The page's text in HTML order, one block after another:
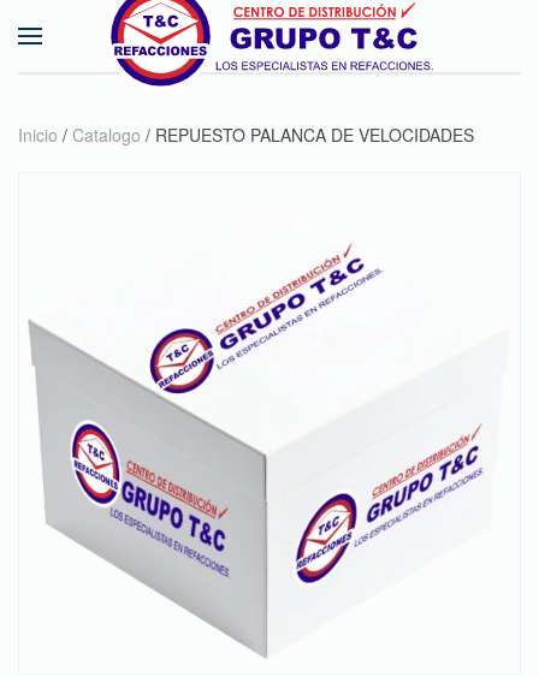
Skip to main content
Inicio / Catalogo / REPUESTO PALANCA DE VELOCIDADES